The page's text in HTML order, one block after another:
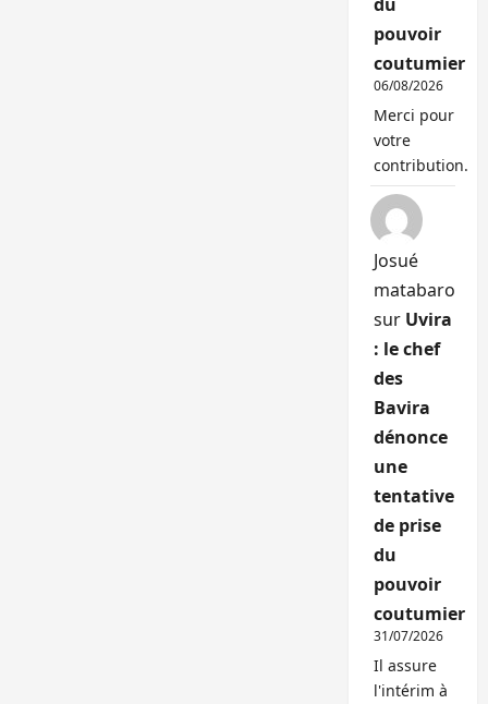
pouvoir
coutumier
06/08/2026
Merci pour
votre
contribution.
Josué
matabaro
sur Uvira
: le chef
des
Bavira
dénonce
une
tentative
de prise
du
pouvoir
coutumier
31/07/2026
Il assure
l'intérim à